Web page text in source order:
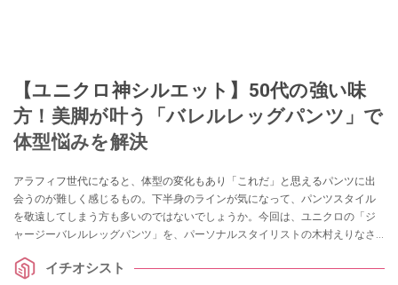
【ユニクロ神シルエット】50代の強い味
方！美脚が叶う「バレルレッグパンツ」で
体型悩みを解決
アラフィフ世代になると、体型の変化もあり「これだ」と思えるパンツに出
会うのが難しく感じるもの。下半身のラインが気になって、パンツスタイル
を敬遠してしまう方も多いのではないでしょうか。今回は、ユニクロの「ジ
ャージーバレルレッグパンツ」を、パーソナルスタイリストの木村えりなさ
ツ選びに悩む方に役立つ情報をお届けします。
イチオシスト